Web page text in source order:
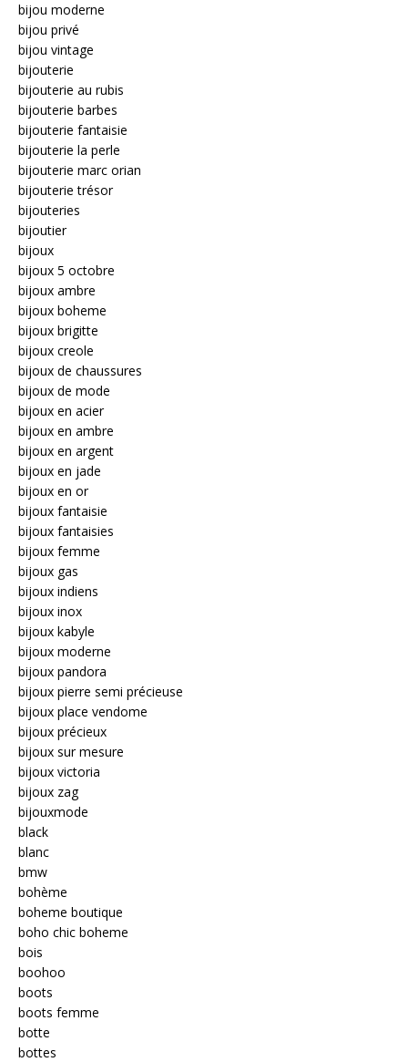
bijou moderne
bijou privé
bijou vintage
bijouterie
bijouterie au rubis
bijouterie barbes
bijouterie fantaisie
bijouterie la perle
bijouterie marc orian
bijouterie trésor
bijouteries
bijoutier
bijoux
bijoux 5 octobre
bijoux ambre
bijoux boheme
bijoux brigitte
bijoux creole
bijoux de chaussures
bijoux de mode
bijoux en acier
bijoux en ambre
bijoux en argent
bijoux en jade
bijoux en or
bijoux fantaisie
bijoux fantaisies
bijoux femme
bijoux gas
bijoux indiens
bijoux inox
bijoux kabyle
bijoux moderne
bijoux pandora
bijoux pierre semi précieuse
bijoux place vendome
bijoux précieux
bijoux sur mesure
bijoux victoria
bijoux zag
bijouxmode
black
blanc
bmw
bohème
boheme boutique
boho chic boheme
bois
boohoo
boots
boots femme
botte
bottes